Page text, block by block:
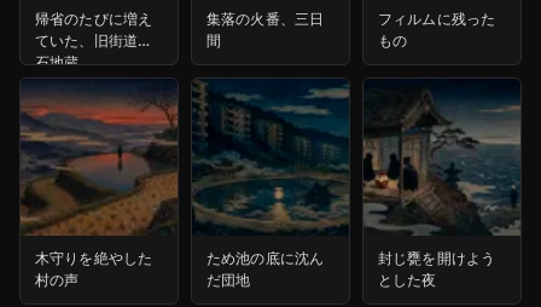
帰省のたびに増え
ていた、旧街道の
石地蔵
集落の火番、三日
間
フィルムに残った
もの
木守りを絶やした
村の声
ため池の底に沈ん
だ団地
封じ甕を開けよう
とした夜